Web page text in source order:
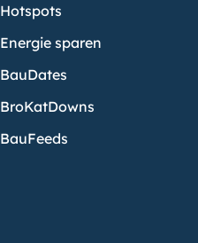
Hotspots
Energie sparen
BauDates
BroKatDowns
BauFeeds